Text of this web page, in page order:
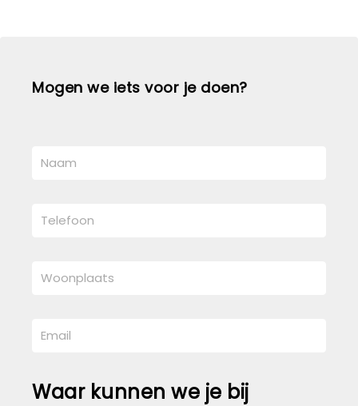
Mogen we iets voor je doen?
Waar kunnen we je bij